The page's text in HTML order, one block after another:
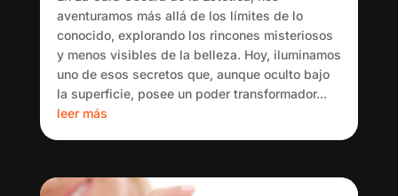
aventuramos más allá de los límites de lo
conocido, explorando los rincones misteriosos
y menos visibles de la belleza. Hoy, iluminamos
uno de esos secretos que, aunque oculto bajo
la superficie, posee un poder transformador...
leer más